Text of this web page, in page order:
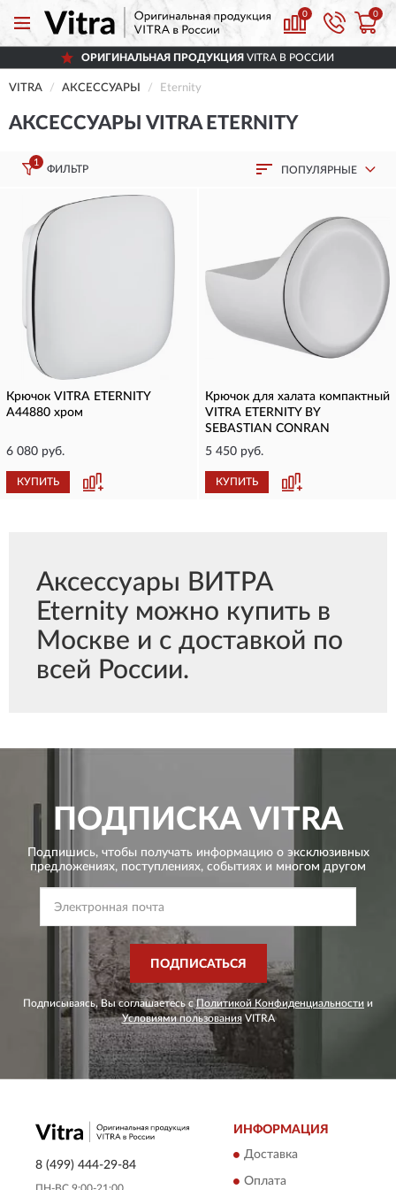
0 0
ОРИГИНАЛЬНАЯ ПРОДУКЦИЯ VITRA В РОССИИ
VITRA АКСЕССУАРЫ Eternity
АКСЕССУАРЫ VITRA ETERNITY
1
ФИЛЬТР ПОПУЛЯРНЫЕ
Крючок VITRA ETERNITY
A44880 хром
6 080 руб.
КУПИТЬ
Крючок для халата компактный
VITRA ETERNITY BY
SEBASTIAN CONRAN
5 450 руб.
КУПИТЬ
Аксессуары ВИТРА
Eternity можно купить в
Москве и с доставкой по
всей России.
ПОДПИСКА VITRA
Подпишись, чтобы получать информацию о эксклюзивных
предложениях, поступлениях, событиях и многом другом
ПОДПИСАТЬСЯ
Подписываясь, Вы соглашаетесь сПолитикой Конфиденциальности и
Условиями пользованияVITRA
8 (499) 444-29-84
ИНФОРМАЦИЯ
Доставка
Оплата